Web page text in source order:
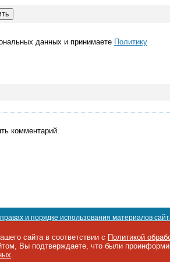
данных и принимаете Политику
комментарий.
и порядке использования материалов
| Курсы|Подписка|Об издании
сайта в соответствии с Политикой
Вы подтверждаете, что были
.